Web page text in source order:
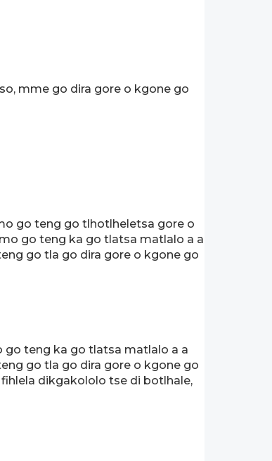
mme go dira gore o kgone go
go teng go tlhotlheletsa gore o
go teng ka go tlatsa matlalo a a
go tla go dira gore o kgone go
teng ka go tlatsa matlalo a a
go tla go dira gore o kgone go
dikgakololo tse di botlhale,